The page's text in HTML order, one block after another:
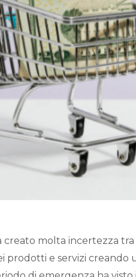
creato molta incertezza
prodotti e servizi